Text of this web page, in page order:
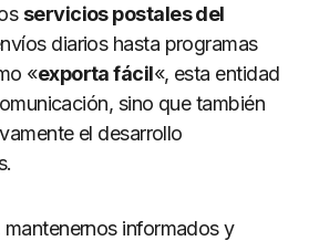
servicios postales del
diarios hasta programas
«exporta fácil«, esta entidad
sino que también
el desarrollo
informados y